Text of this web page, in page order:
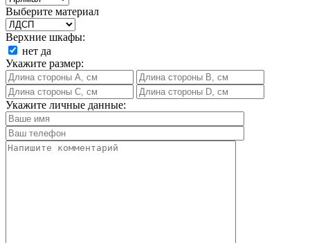
Выберите материал
Верхние шкафы:
нет да
Укажите размер:
Укажите личные данные: